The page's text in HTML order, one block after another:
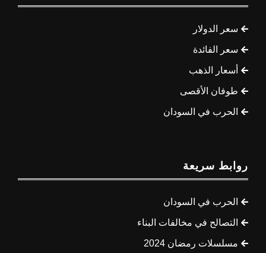
سعر الدولار
سعر الفائدة
أسعار الذهب
طوفان الأقصى
الحرب في السودان
روابط سريعة
الحرب في السودان
التصالح في مخالفات البناء
مسلسلات رمضان 2024